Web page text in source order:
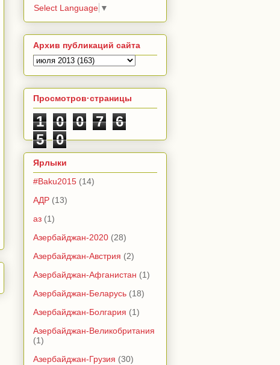
Select Language ▼
Архив публикаций сайта
Просмотров·страницы
1 0 0 7
6
5
0
Ярлыки
#Baku2015 (14)
АДР (13)
аз (1)
Азербайджан-2020 (28)
Азербайджан-Австрия (2)
Азербайджан-Афганистан (1)
Азербайджан-Беларусь (18)
Азербайджан-Болгария (1)
Азербайджан-Великобритания
(1)
Азербайджан-Грузия (30)